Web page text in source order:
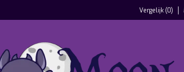
Vergelijk (0)